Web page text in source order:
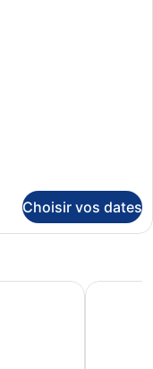
Choisir vos dates
Covo dei